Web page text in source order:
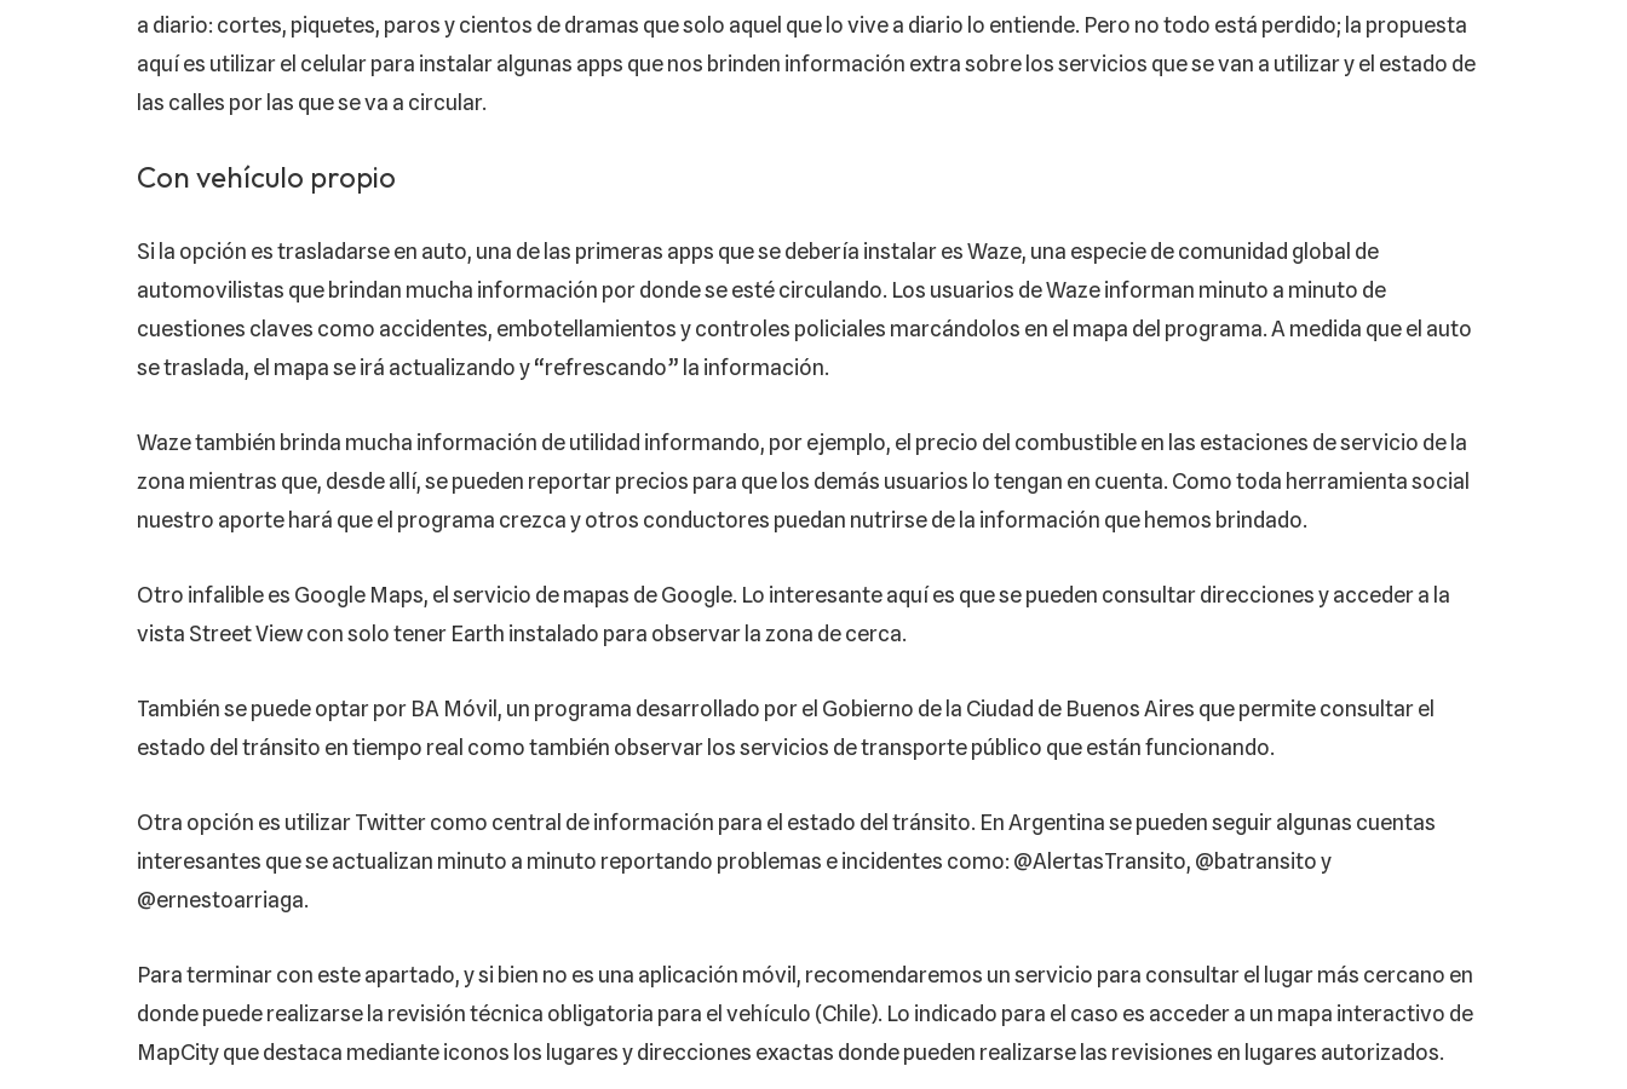
a diario: cortes, piquetes, paros y cientos de dramas que solo aquel que lo vive a diario lo entiende. Pero no todo está perdido; la propuesta
aquí es utilizar el celular para instalar algunas apps que nos brinden información extra sobre los servicios que se van a utilizar y el estado de
las calles por las que se va a circular.
Con vehículo propio
Si la opción es trasladarse en auto, una de las primeras apps que se debería instalar es Waze, una especie de comunidad global de
automovilistas que brindan mucha información por donde se esté circulando. Los usuarios de Waze informan minuto a minuto de
cuestiones claves como accidentes, embotellamientos y controles policiales marcándolos en el mapa del programa. A medida que el auto
se traslada, el mapa se irá actualizando y “refrescando” la información.
Waze también brinda mucha información de utilidad informando, por ejemplo, el precio del combustible en las estaciones de servicio de la
zona mientras que, desde allí, se pueden reportar precios para que los demás usuarios lo tengan en cuenta. Como toda herramienta social
nuestro aporte hará que el programa crezca y otros conductores puedan nutrirse de la información que hemos brindado.
Otro infalible es Google Maps, el servicio de mapas de Google. Lo interesante aquí es que se pueden consultar direcciones y acceder a la
vista Street View con solo tener Earth instalado para observar la zona de cerca.
También se puede optar por BA Móvil, un programa desarrollado por el Gobierno de la Ciudad de Buenos Aires que permite consultar el
estado del tránsito en tiempo real como también observar los servicios de transporte público que están funcionando.
Otra opción es utilizar Twitter como central de información para el estado del tránsito. En Argentina se pueden seguir algunas cuentas
interesantes que se actualizan minuto a minuto reportando problemas e incidentes como: @AlertasTransito, @batransito y
@ernestoarriaga.
Para terminar con este apartado, y si bien no es una aplicación móvil, recomendaremos un servicio para consultar el lugar más cercano en
donde puede realizarse la revisión técnica obligatoria para el vehículo (Chile). Lo indicado para el caso es acceder a un mapa interactivo de
MapCity que destaca mediante iconos los lugares y direcciones exactas donde pueden realizarse las revisiones en lugares autorizados.